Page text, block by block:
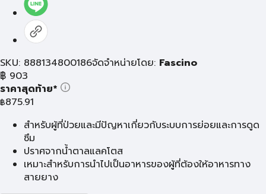
SKU: 888134800186จัดจำหน่ายโดย: Fascino
฿ 903
ราคาสุดท้าย*
฿875.91
สำหรับผู้ที่ป่วยและมีปัญหาเกี่ยวกับระบบการย่อยและการดูด
ซึม
ปราศจากน้ำตาลแลคโตส
เหมาะสำหรับการนำไปเป็นอาหารของผู้ที่ต้องให้อาหารทาง
สายยาง